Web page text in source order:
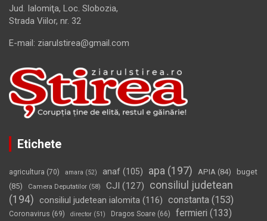
Jud. Ialomiţa, Loc. Slobozia,
Strada Viilor, nr. 32
E-mail: ziarulstirea@gmail.com
Etichete
agricultura (70) amara (52) anaf (105) apa (197) APIA (84)
buget
(85)
Camera Deputatilor (58) CJI (127)
consiliul judetean
(194) consiliul judetean ialomita (116) constanta (153)
Coronavirus (69) director (51) Dragos Soare (66) fermieri (133)